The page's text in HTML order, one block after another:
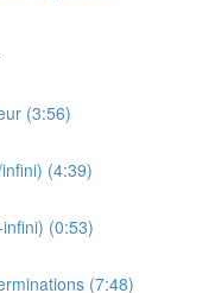
(3:56)
(4:39)
(0:53)
(7:48)